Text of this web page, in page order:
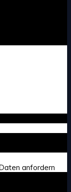
anfordern